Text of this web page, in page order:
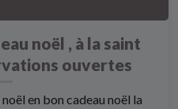
noël , à la saint
ouvertes
en bon cadeau noël la